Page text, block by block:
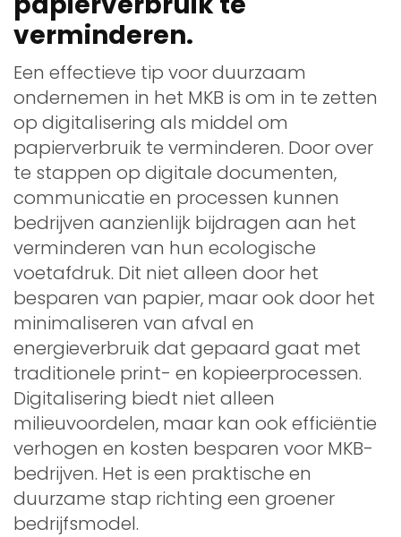
verminderen.
Een effectieve tip voor duurzaam
ondernemen in het MKB is om in te zetten
op digitalisering als middel om
papierverbruik te verminderen. Door over
te stappen op digitale documenten,
communicatie en processen kunnen
bedrijven aanzienlijk bijdragen aan het
verminderen van hun ecologische
voetafdruk. Dit niet alleen door het
besparen van papier, maar ook door het
minimaliseren van afval en
energieverbruik dat gepaard gaat met
traditionele print- en kopieerprocessen.
Digitalisering biedt niet alleen
milieuvoordelen, maar kan ook efficiëntie
verhogen en kosten besparen voor MKB-
bedrijven. Het is een praktische en
duurzame stap richting een groener
bedrijfsmodel.